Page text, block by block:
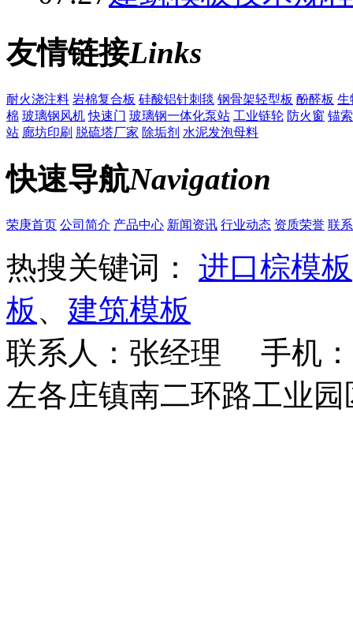
友情链接Links
耐火浇注料 岩棉复合板 硅酸铝针刺毯 钢骨架轻型板 酚醛板 生
棉 玻璃钢风机 快速门 玻璃钢一体化泵站 工业链轮 防火窗 锚索
站 廊坊印刷 脱硫塔厂家 除垢剂 水泥发泡母料
快速导航Navigation
荣庚首页 公司简介 产品中心 新闻资讯 行业动态 资质荣誉 联
热搜关键词： 进口棕模板
板 、 建筑模板
联系人：张经理 手机
左各庄镇南二环路工业